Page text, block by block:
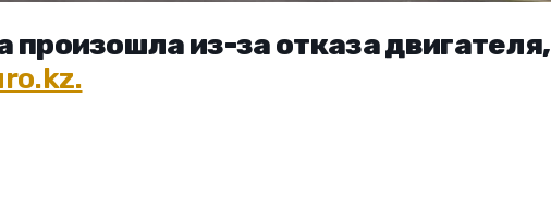
произошла из-за отказа двигателя,